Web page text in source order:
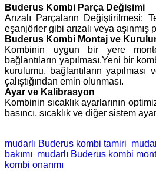
Buderus Kombi Parça Değişimi
Arızalı Parçaların Değiştirilmesi:
eşanjörler gibi arızalı veya aşınmış
Buderus Kombi Montaj ve
Kombinin uygun bir yere
bağlantıların yapılması.Yeni bir
kurulumu, bağlantıların
çalıştığından emin olunması.
Ayar ve Kalibrasyon
Kombinin sıcaklık ayarlarının
basıncı, sıcaklık ve diğer sistem
mudarlı Buderus kombi tamiri
bakımı mudarlı Buderus kombi
kombi onarımı